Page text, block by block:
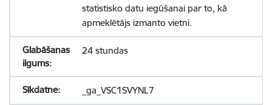
statistisko datu iegūšanai par to, kā
apmeklētājs izmanto vietni.
24 stundas
_ga_VSC1SVYNL7